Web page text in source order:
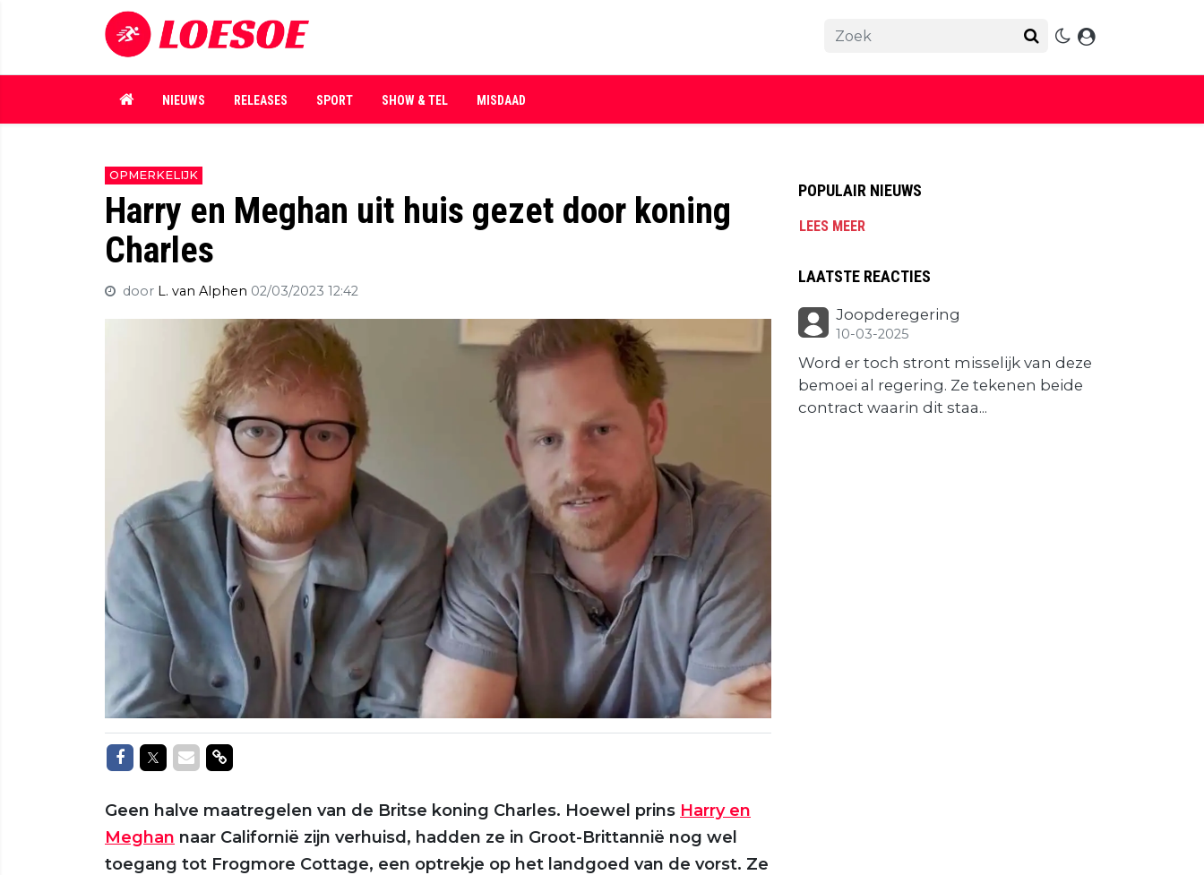
NIEUWS RELEASES SPORT SHOW & TEL MISDAAD
OPMERKELIJK
Harry en Meghan uit huis gezet door koning
Charles
door L. van Alphen 02/03/2023 12:42
Delen op Facebook
Delen op Twitter
Delen via Mail
Delen via link
Geen halve maatregelen van de Britse koning Charles. Hoewel prins Harry en
Meghan naar Californië zijn verhuisd, hadden ze in Groot-Brittannië nog wel
toegang tot Frogmore Cottage, een optrekje op het landgoed van de vorst. Ze
POPULAIR NIEUWS
LEES MEER
LAATSTE REACTIES
Joopderegering
10-03-2025
Word er toch stront misselijk van deze
bemoei al regering. Ze tekenen beide
contract waarin dit staa...